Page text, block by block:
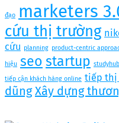
đạo marketers
cứu thị trường
cứu planning product-centric
hiệu seo startup studyhub
tiếp cận khách hàng online tiếp thị
dũng Xây dựng